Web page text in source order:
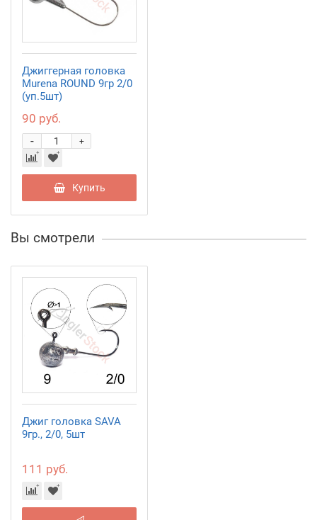
Джиггерная головка
Murena ROUND 9гр 2/0
(уп.5шт)
90 руб.
+
-
Купить
Вы смотрели
Джиг головка SAVA
9гр., 2/0, 5шт
111 руб.